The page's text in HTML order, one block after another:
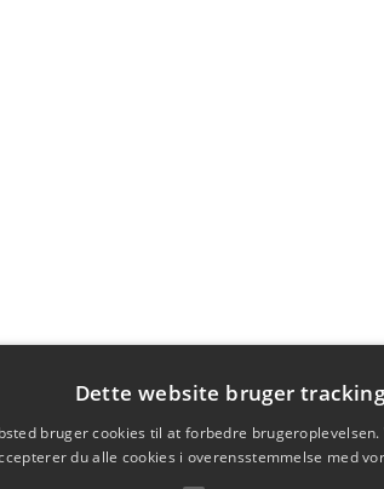
Dette website bruger
bruger cookies til at forbedre
du alle cookies i overensstemmelse med